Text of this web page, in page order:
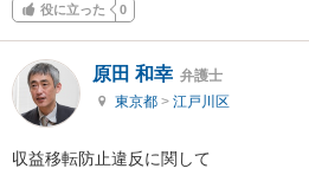
役に立った 0
原田 和幸 弁護士
東京都 > 江戸川区
収益移転防止違反に関して